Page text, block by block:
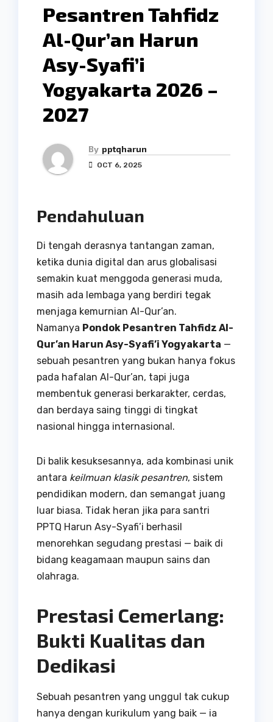
Pesantren Tahfidz
Al-Qur’an Harun
Asy-Syafi’i
Yogyakarta 2026 –
2027
By pptqharun
OCT 6, 2025
Pendahuluan
Di tengah derasnya tantangan zaman,
ketika dunia digital dan arus globalisasi
semakin kuat menggoda generasi muda,
masih ada lembaga yang berdiri tegak
menjaga kemurnian Al-Qur’an.
Namanya Pondok Pesantren Tahfidz Al-
Qur’an Harun Asy-Syafi’i Yogyakarta —
sebuah pesantren yang bukan hanya fokus
pada hafalan Al-Qur’an, tapi juga
membentuk generasi berkarakter, cerdas,
dan berdaya saing tinggi di tingkat
nasional hingga internasional.
Di balik kesuksesannya, ada kombinasi unik
antara keilmuan klasik pesantren, sistem
pendidikan modern, dan semangat juang
luar biasa. Tidak heran jika para santri
PPTQ Harun Asy-Syafi’i berhasil
menorehkan segudang prestasi — baik di
bidang keagamaan maupun sains dan
olahraga.
Prestasi Cemerlang:
Bukti Kualitas dan
Dedikasi
Sebuah pesantren yang unggul tak cukup
hanya dengan kurikulum yang baik — ia